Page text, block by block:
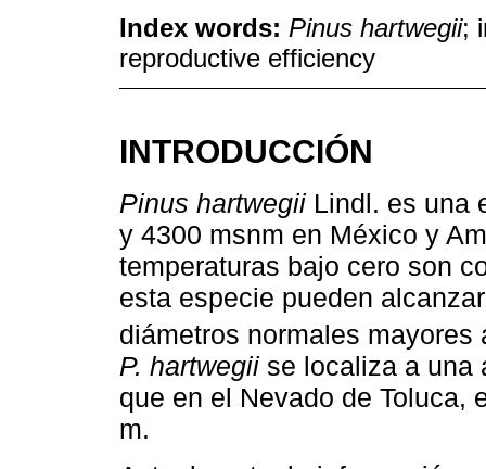
Index words: Pinus hartwegii;
reproductive efficiency
INTRODUCCIÓN
Pinus hartwegii Lindl. es una
y 4300 msnm en México y
temperaturas bajo cero son
esta especie pueden
diámetros normales mayores
P. hartwegii se localiza a una
que en el Nevado de Toluca,
m.